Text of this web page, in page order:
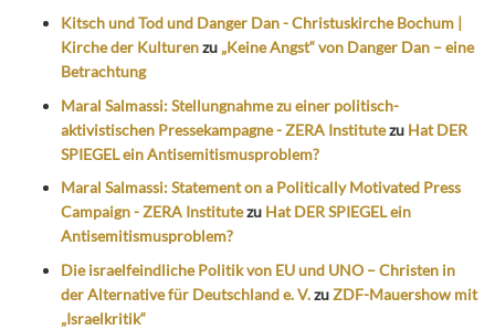
Kitsch und Tod und Danger Dan - Christuskirche Bochum |
Kirche der Kulturenzu „Keine Angst“ von Danger Dan – eine
Betrachtung
Maral Salmassi: Stellungnahme zu einer politisch-
aktivistischen Pressekampagne - ZERA Institutezu Hat DER
SPIEGEL ein Antisemitismusproblem?
Maral Salmassi: Statement on a Politically Motivated Press
Campaign - ZERA Institutezu Hat DER SPIEGEL ein
Antisemitismusproblem?
Die israelfeindliche Politik von EU und UNO – Christen in
der Alternative für Deutschland e. V.zuZDF-Mauershow mit
„Israelkritik“